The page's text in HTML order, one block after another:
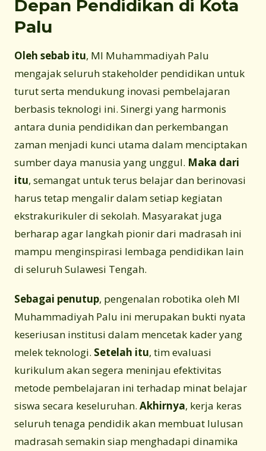
Depan Pendidikan di Kota
Palu
Oleh sebab itu, MI Muhammadiyah Palu
mengajak seluruh stakeholder pendidikan untuk
turut serta mendukung inovasi pembelajaran
berbasis teknologi ini. Sinergi yang harmonis
antara dunia pendidikan dan perkembangan
zaman menjadi kunci utama dalam menciptakan
sumber daya manusia yang unggul. Maka dari
itu, semangat untuk terus belajar dan berinovasi
harus tetap mengalir dalam setiap kegiatan
ekstrakurikuler di sekolah. Masyarakat juga
berharap agar langkah pionir dari madrasah ini
mampu menginspirasi lembaga pendidikan lain
di seluruh Sulawesi Tengah.
Sebagai penutup, pengenalan robotika oleh MI
Muhammadiyah Palu ini merupakan bukti nyata
keseriusan institusi dalam mencetak kader yang
melek teknologi. Setelah itu, tim evaluasi
kurikulum akan segera meninjau efektivitas
metode pembelajaran ini terhadap minat belajar
siswa secara keseluruhan. Akhirnya, kerja keras
seluruh tenaga pendidik akan membuat lulusan
madrasah semakin siap menghadapi dinamika